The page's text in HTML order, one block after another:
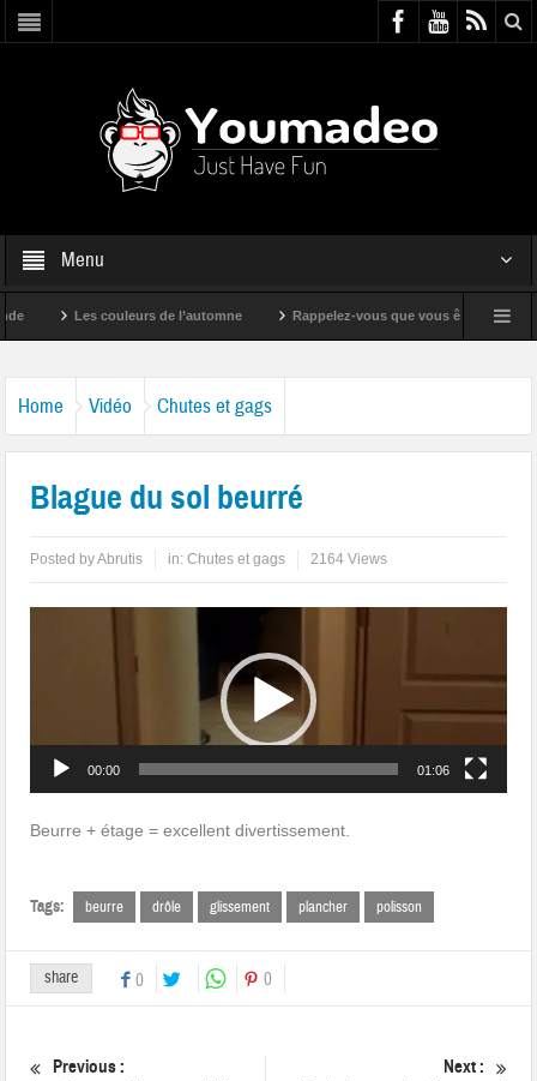
Menu
Les couleurs de l’automne Rappelez-vous que vous êtes super !
Home Vidéo Chutes et gags
Blague du sol beurré
Posted byAbrutis in:Chutes et gags 2164 Views
00:00 01:06
Beurre + étage = excellent divertissement.
Tags: beurre drôle glissement plancher polisson
share 0 0
Previous : Next :